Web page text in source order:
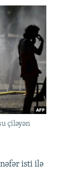
çiləyən
isti ilə